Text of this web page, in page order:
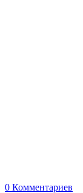
0 Комментариев